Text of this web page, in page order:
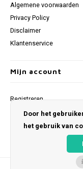
Algemene voorwaarden
Privacy Policy
Disclaimer
Klantenservice
Mijn account
Registreren
Mijn bestellingen
Mijn verlanglijst
Door het
het gebruik van